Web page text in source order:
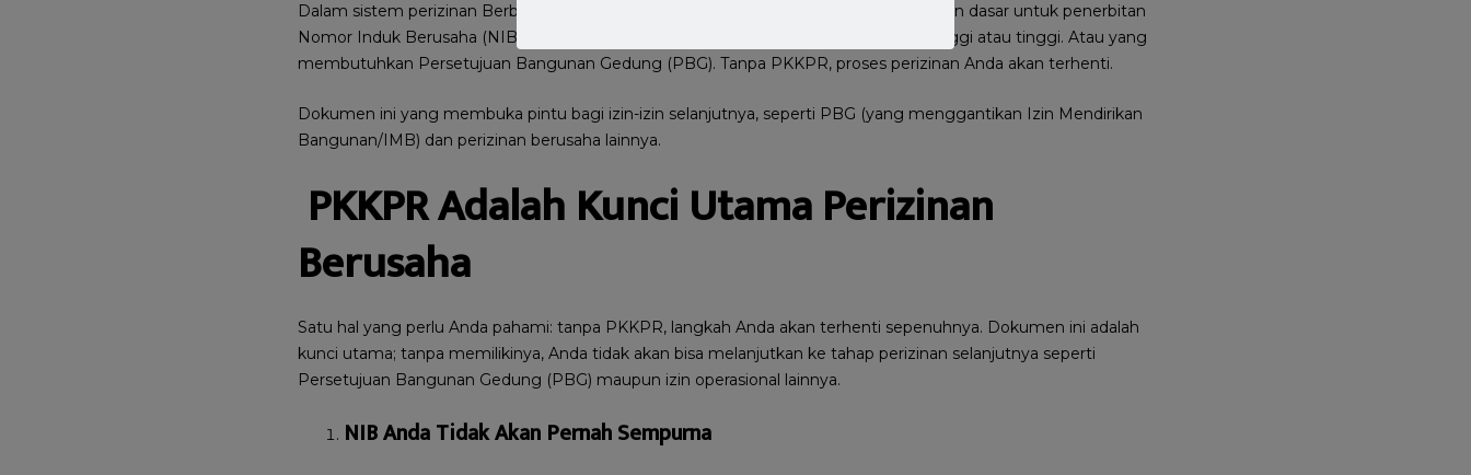
Dalam sistem perizinan Berbasis Risiko
, PKKPR adalah salah satu persyaratan dasar untuk penerbitan
Nomor Induk Berusaha (NIB) bagi kegiatan usaha yang memiliki risiko menengah tinggi atau tinggi. Atau yang
membutuhkan Persetujuan Bangunan Gedung (PBG). Tanpa PKKPR, proses perizinan Anda akan terhenti.
Dokumen ini yang membuka pintu bagi izin-izin selanjutnya, seperti PBG (yang menggantikan Izin Mendirikan
Bangunan/IMB) dan perizinan berusaha lainnya.
PKKPR Adalah Kunci Utama Perizinan
Berusaha
Satu hal yang perlu Anda pahami: tanpa PKKPR, langkah Anda akan terhenti sepenuhnya. Dokumen ini adalah
kunci utama; tanpa memilikinya, Anda tidak akan bisa melanjutkan ke tahap perizinan selanjutnya seperti
Persetujuan Bangunan Gedung (PBG) maupun izin operasional lainnya.
NIB Anda Tidak Akan Pernah Sempurna